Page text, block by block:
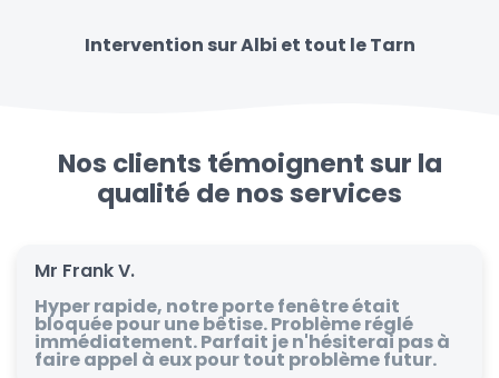
Intervention sur Albi et tout le Tarn
Nos clients témoignent sur la
qualité de nos services
Mr Frank V.
Hyper rapide, notre porte fenêtre était
bloquée pour une bêtise. Problème réglé
immédiatement. Parfait je n'hésiterai pas à
faire appel à eux pour tout problème futur.